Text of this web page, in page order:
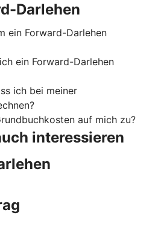
Darlehen
ein Forward-Darlehen
ein Forward-Darlehen
ich bei meiner
auf mich zu?
interessieren